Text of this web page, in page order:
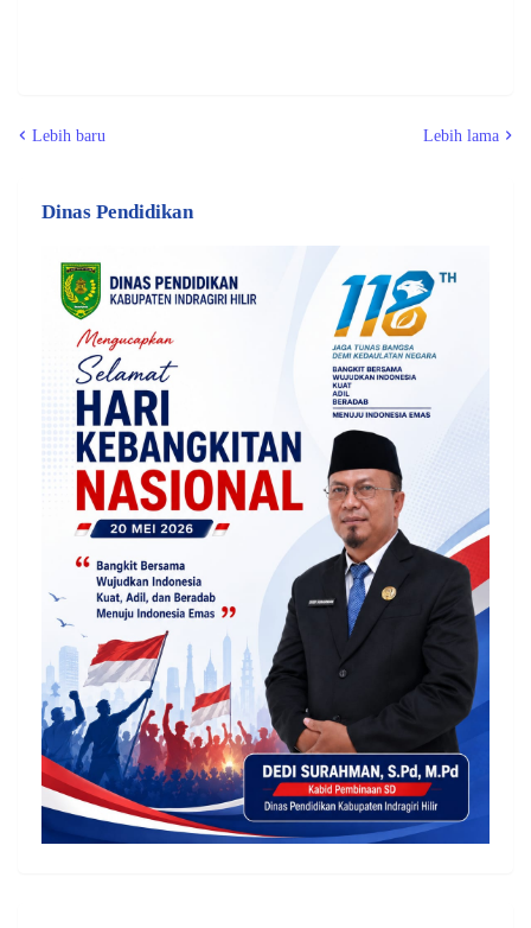
Lebih baru Lebih lama
Dinas Pendidikan